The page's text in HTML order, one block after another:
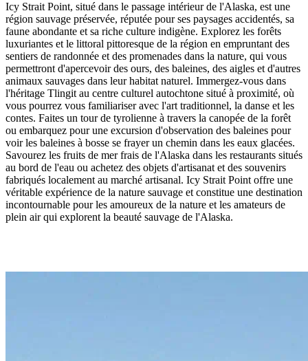
Icy Strait Point, situé dans le passage intérieur de l'Alaska, est une
région sauvage préservée, réputée pour ses paysages accidentés, sa
faune abondante et sa riche culture indigène. Explorez les forêts
luxuriantes et le littoral pittoresque de la région en empruntant des
sentiers de randonnée et des promenades dans la nature, qui vous
permettront d'apercevoir des ours, des baleines, des aigles et d'autres
animaux sauvages dans leur habitat naturel. Immergez-vous dans
l'héritage Tlingit au centre culturel autochtone situé à proximité, où
vous pourrez vous familiariser avec l'art traditionnel, la danse et les
contes. Faites un tour de tyrolienne à travers la canopée de la forêt
ou embarquez pour une excursion d'observation des baleines pour
voir les baleines à bosse se frayer un chemin dans les eaux glacées.
Savourez les fruits de mer frais de l'Alaska dans les restaurants situés
au bord de l'eau ou achetez des objets d'artisanat et des souvenirs
fabriqués localement au marché artisanal. Icy Strait Point offre une
véritable expérience de la nature sauvage et constitue une destination
incontournable pour les amoureux de la nature et les amateurs de
plein air qui explorent la beauté sauvage de l'Alaska.